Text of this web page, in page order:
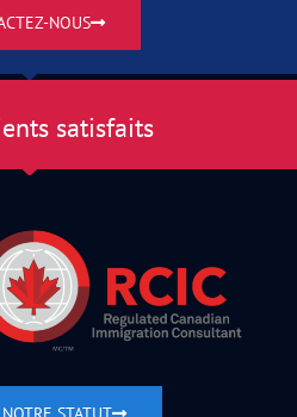
NOUS
satisfaits